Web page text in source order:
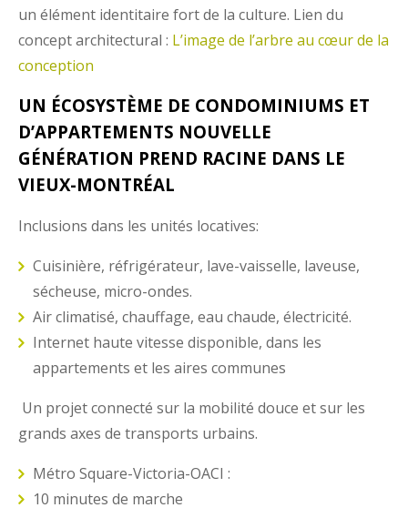
un élément identitaire fort de la culture. Lien du
concept architectural : L’image de l’arbre au cœur de la
conception
UN ÉCOSYSTÈME DE CONDOMINIUMS ET
D’APPARTEMENTS NOUVELLE
GÉNÉRATION PREND RACINE DANS LE
VIEUX-MONTRÉAL
Inclusions dans les unités locatives:
Cuisinière, réfrigérateur, lave-vaisselle, laveuse,
sécheuse, micro-ondes.
Air climatisé, chauffage, eau chaude, électricité.
Internet haute vitesse disponible, dans les
appartements et les aires communes
Un projet connecté sur la mobilité douce et sur les
grands axes de transports urbains.
Métro Square-Victoria-OACI :
10 minutes de marche